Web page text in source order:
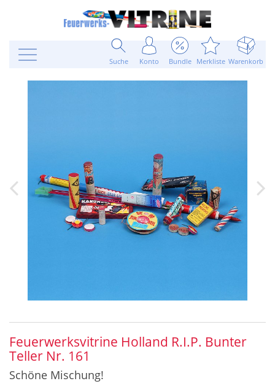
Suche Konto Bundle Merkliste Warenkorb
Feuerwerksvitrine Holland R.I.P. Bunter
Teller Nr. 161
Schöne Mischung!